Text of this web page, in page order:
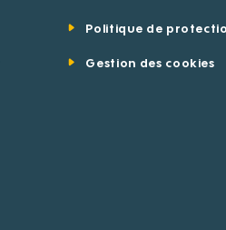
Politique de
Gestion des cookies